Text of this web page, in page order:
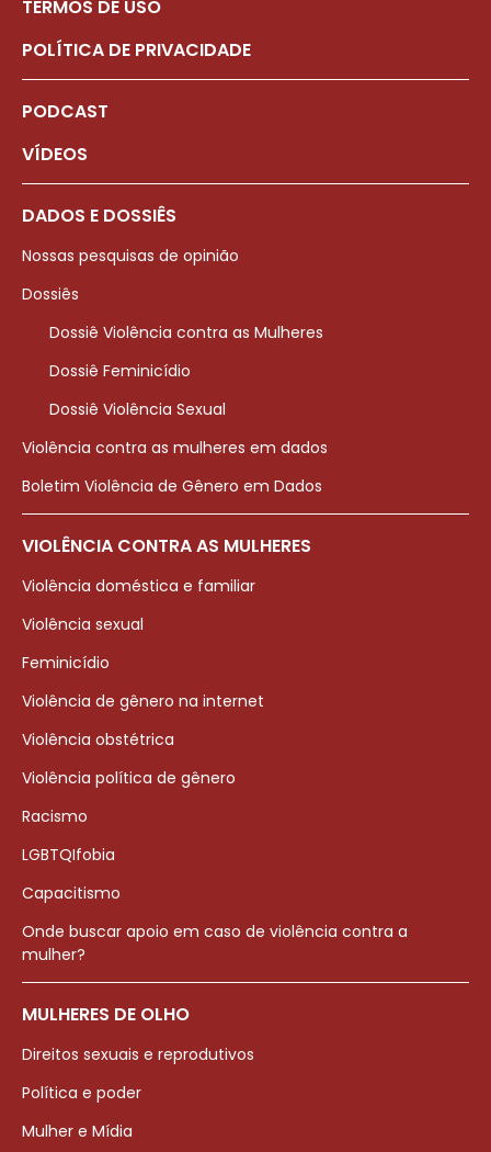
TERMOS DE USO
POLÍTICA DE PRIVACIDADE
PODCAST
VÍDEOS
DADOS E DOSSIÊS
Nossas pesquisas de opinião
Dossiês
Dossiê Violência contra as Mulheres
Dossiê Feminicídio
Dossiê Violência Sexual
Violência contra as mulheres em dados
Boletim Violência de Gênero em Dados
VIOLÊNCIA CONTRA AS MULHERES
Violência doméstica e familiar
Violência sexual
Feminicídio
Violência de gênero na internet
Violência obstétrica
Violência política de gênero
Racismo
LGBTQIfobia
Capacitismo
Onde buscar apoio em caso de violência contra a
mulher?
MULHERES DE OLHO
Direitos sexuais e reprodutivos
Política e poder
Mulher e Mídia